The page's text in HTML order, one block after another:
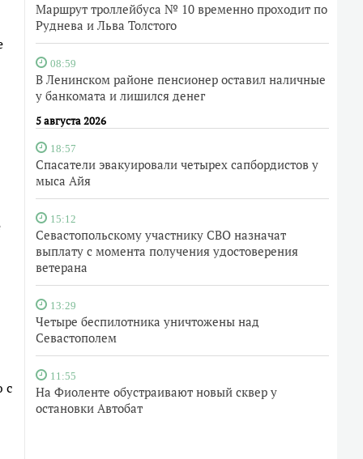
Маршрут троллейбуса № 10 временно проходит по
Руднева и Льва Толстого
08:59
В Ленинском районе пенсионер оставил наличные
у банкомата и лишился денег
5 августа 2026
18:57
Спасатели эвакуировали четырех сапбордистов у
мыса Айя
15:12
Севастопольскому участнику СВО назначат
выплату с момента получения удостоверения
ветерана
13:29
Четыре беспилотника уничтожены над
Севастополем
11:55
На Фиоленте обустраивают новый сквер у
остановки Автобат
с